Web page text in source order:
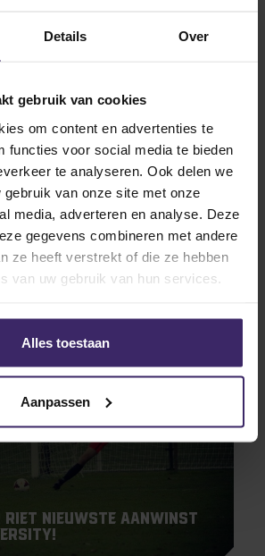
Details Over
gebruik van cookies
om content en advertenties te
functies voor social media te bieden
te analyseren. Ook delen we
gebruik van onze site met onze
media, adverteren en analyse. Deze
gegevens combineren met andere
ze heeft verstrekt of die ze hebben
van uw gebruik van hun services.
Alles toestaan
Aanpassen
Riet stapt over naar
University!
Riet nieuwste aanwinst